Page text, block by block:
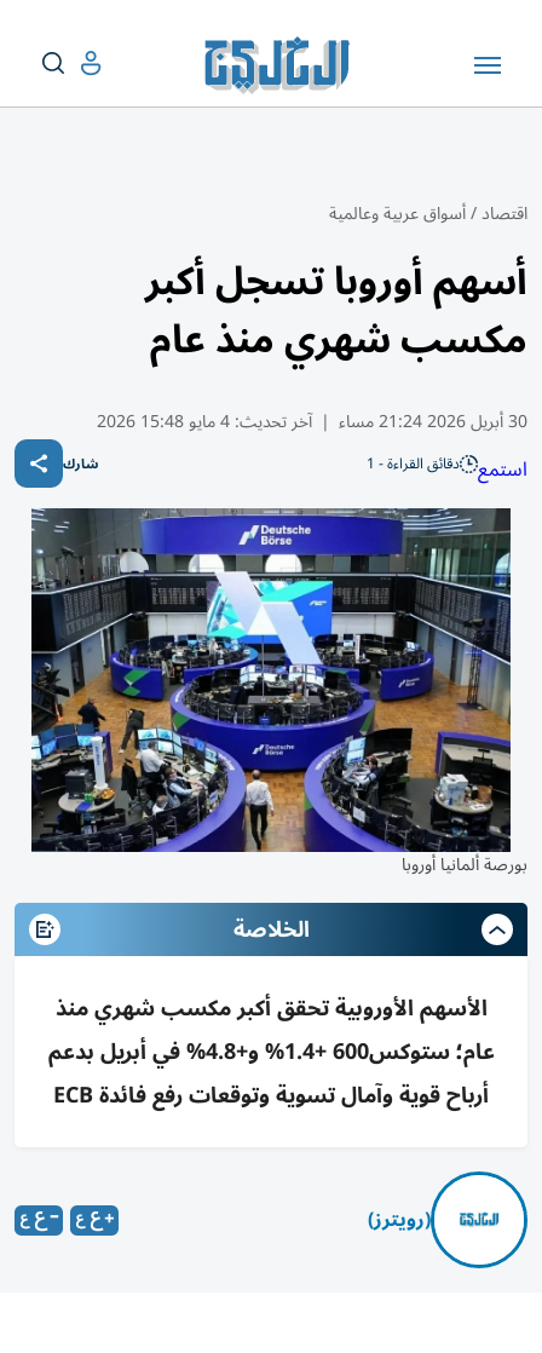
اقتصاد/أسواق عربية وعالمية
أسهم أوروبا تسجل أكبر
مكسب شهري منذ عام
30 أبريل 2026 21:24 مساء | آخر تحديث:4 مايو 15:48 2026
استمع دقائق القراءة - 1 شارك
بورصة ألمانيا أوروبا
الخلاصة
الأسهم الأوروبية تحقق أكبر مكسب شهري منذ
عام؛ ستوكس600 +1.4% و+4.8% في أبريل بدعم
أرباح قوية وآمال تسوية وتوقعات رفع فائدة ECB
(رويترز)